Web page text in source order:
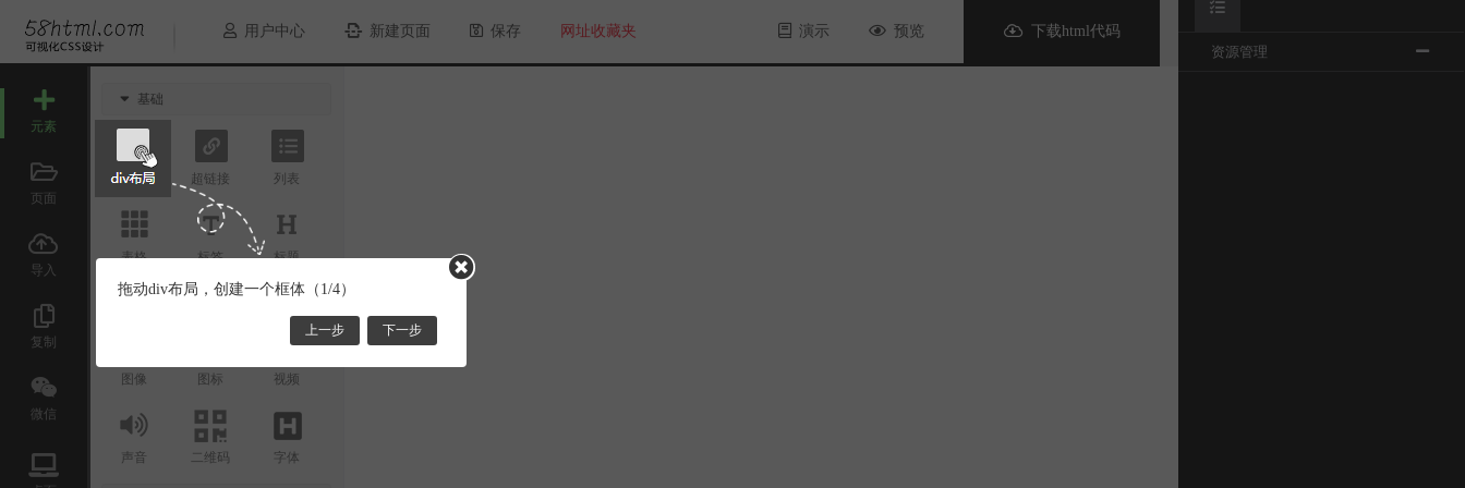
资源管理
拖动div布局，创建一个框体（1/4）
下一步
上一步
用户中心 新建页面 保存 网址收藏夹 演示 预览 下载html代码
元素
页面
导入
复制
微信
基础
div布局 超链接 列表
表格 标签 标题
媒体
图像 图标 视频
声音 二维码 字体